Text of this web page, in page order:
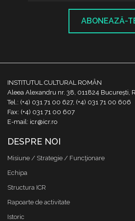
ABONEAZĂ-
INSTITUTUL CULTURAL ROMÂN
Aleea Alexandru nr. 38, 011824 București,
Tel.: (+4) 031 71 00 627, (+4) 031 71 00 606
Fax: (+4) 031 71 00 607
E-mail: icr@icr.ro
DESPRE NOI
Misiune / Strategie / Funcţionare
Echipa
Structura ICR
Rapoarte de activitate
Istoric